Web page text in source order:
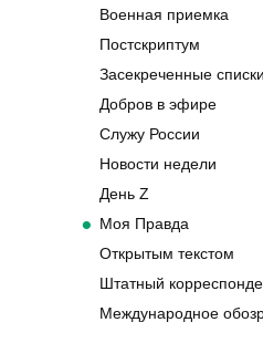
Военная приемка
Постскриптум
Засекреченные списки
Добров в эфире
Служу России
Новости недели
День Z
Моя Правда
Открытым текстом
Штатный
Международное